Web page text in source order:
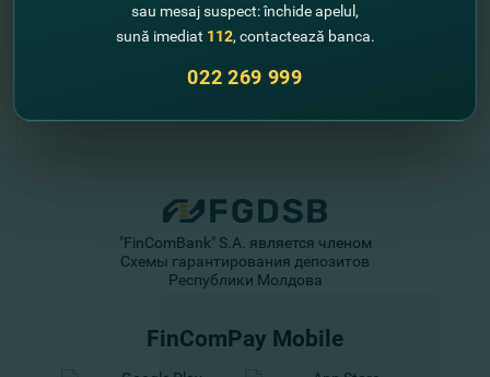
"FinComBank" S.A. является членом
Схемы гарантирования депозитов
Республики Молдова
FinComPay Mobile
sau mesaj suspect: închide apelul,
sună imediat 112, contactează banca.
022 269 999